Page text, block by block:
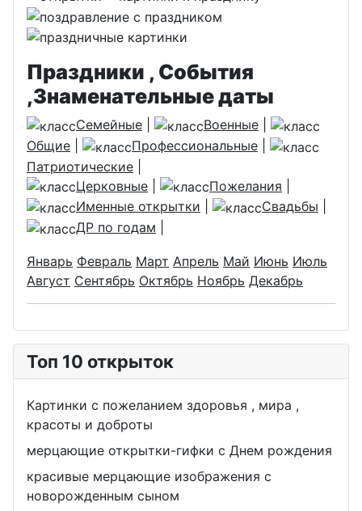
Праздники , События
,Знаменательные даты
Семейные Военные
Общие
Профессиональные
Патриотические
Церковные
Пожелания
Именные открытки
Свадьбы
ДР по годам
Январь Февраль Март Апрель Май Июнь Июль
Август Сентябрь Октябрь Ноябрь Декабрь
Топ 10 открыток
Картинки с пожеланием здоровья , мира ,
красоты и доброты
мерцающие открытки-гифки с Днем рождения
красивые мерцающие изображения с
новорожденным сыном